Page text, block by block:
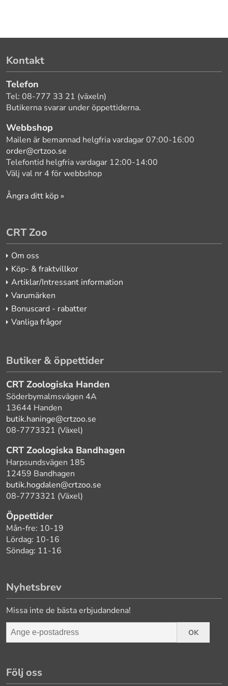
Kontakt
Telefon
Tel: 08-777 33 21 (växeln)
Butikerna svarar under öppettiderna.
Webbshop
Mailen är bemannad helgfria vardagar 07:00-16:00
order@crtzoo.se
Telefontid helgfria vardagar 12:00-14:00
Välj val nr 4 för webbshop
Ångra ditt köp »
CRT Zoo
Om oss
Köp- & fraktvillkor
Artiklar/Intressant information
Varumärken
Bonuscard - rabatter
Vanliga frågor
Butiker & öppettider
CRT Zoologiska Handen
Söderbymalmsvägen 4A
13644 Handen
butik.haninge@crtzoo.se
08-7773321 (Växel)
CRT Zoologiska Bandhagen
Harpsundsvägen 185
12459 Bandhagen
butik.hogdalen@crtzoo.se
08-7773321 (Växel)
Öppettider
Mån-fre: 10-19
Lördag: 10-16
Söndag: 11-16
Nyhetsbrev
Missa inte de bästa erbjudandena!
OK
Följ oss